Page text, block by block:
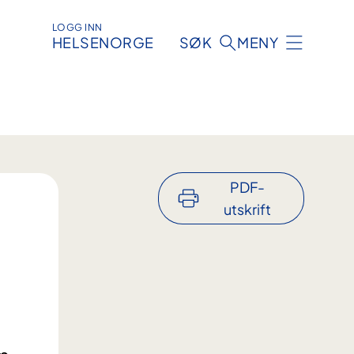
LOGG INN
HELSENORGE SØK MENY
PDF-
utskrift